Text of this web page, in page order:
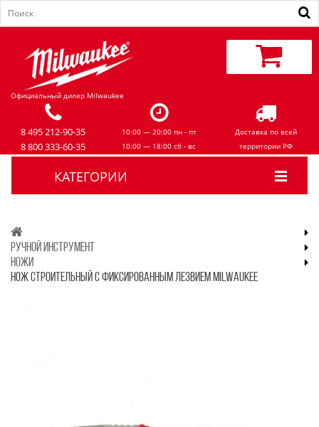
Официальный дилер Milwaukee
8 495 212-90-35
8 800 333-60-35
10:00 — 20:00 пн - пт
10:00 — 18:00 сб - вс
Доставка по всей
территории РФ
КАТЕГОРИИ
РУЧНОЙ ИНСТРУМЕНТ
НОЖИ
НОЖ СТРОИТЕЛЬНЫЙ С ФИКСИРОВАННЫМ ЛЕЗВИЕМ MILWAUKEE